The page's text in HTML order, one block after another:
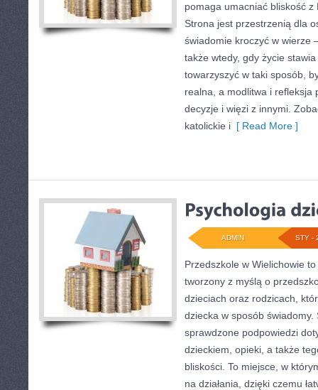
pomaga umacniać bliskość z
Strona jest przestrzenią dla
świadomie kroczyć w wierze
także wtedy, gdy życie
towarzyszyć w taki sposób,
realna, a modlitwa i refleksja
decyzje i więzi z innymi.
katolickie i [ Read More ]
STY -
ADMIN
Przedszkole w Wielichowie
tworzony z myślą o
dzieciach oraz rodzicach,
dziecka w sposób świadomy.
sprawdzone podpowiedzi
dzieckiem, opieki, a także
bliskości. To miejsce, w
na działania, dzięki czemu